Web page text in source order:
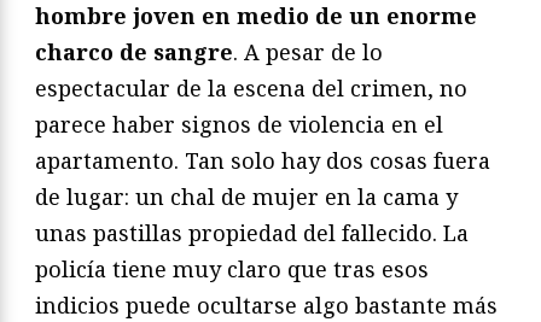
hombre joven en medio de un enorme
charco de sangre. A pesar de lo
espectacular de la escena del crimen, no
parece haber signos de violencia en el
apartamento. Tan solo hay dos cosas fuera
de lugar: un chal de mujer en la cama y
unas pastillas propiedad del fallecido. La
policía tiene muy claro que tras esos
indicios puede ocultarse algo bastante más